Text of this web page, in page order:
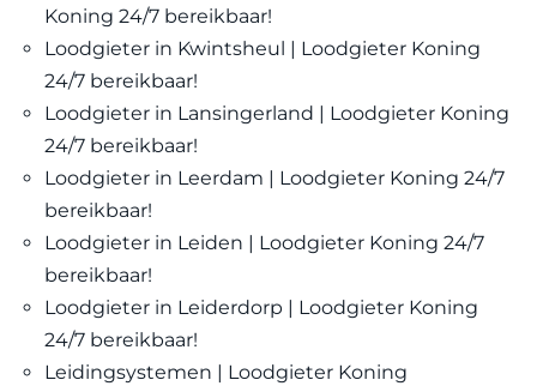
Koning 24/7 bereikbaar!
Loodgieter in Kwintsheul | Loodgieter Koning
24/7 bereikbaar!
Loodgieter in Lansingerland | Loodgieter Koning
24/7 bereikbaar!
Loodgieter in Leerdam | Loodgieter Koning 24/7
bereikbaar!
Loodgieter in Leiden | Loodgieter Koning 24/7
bereikbaar!
Loodgieter in Leiderdorp | Loodgieter Koning
24/7 bereikbaar!
Leidingsystemen | Loodgieter Koning